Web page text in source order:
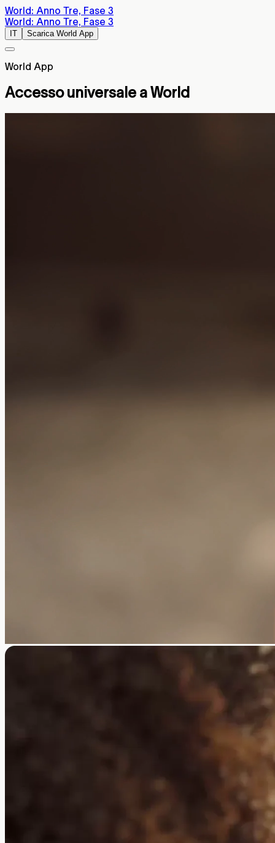
World: Anno Tre, Fase 3
World: Anno Tre, Fase 3
IT Scarica World App
World App
Accesso universale a World